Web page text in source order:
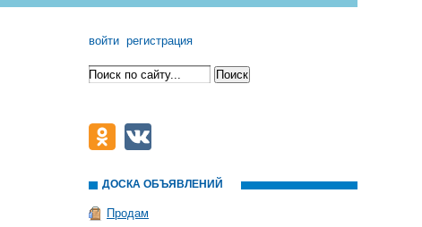
войти регистрация
ДОСКА ОБЪЯВЛЕНИЙ
Продам